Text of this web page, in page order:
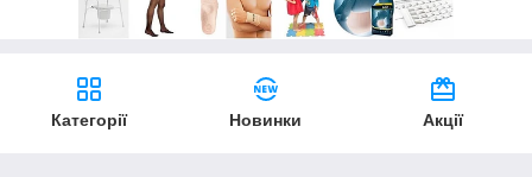
Категорії Новинки Акції